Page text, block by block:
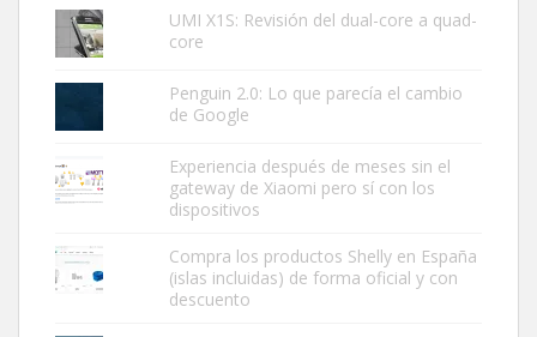
UMI X1S: Revisión del dual-core a quad-
core
Penguin 2.0: Lo que parecía el cambio
de Google
Experiencia después de meses sin el
gateway de Xiaomi pero sí con los
dispositivos
Compra los productos Shelly en España
(islas incluidas) de forma oficial y con
descuento